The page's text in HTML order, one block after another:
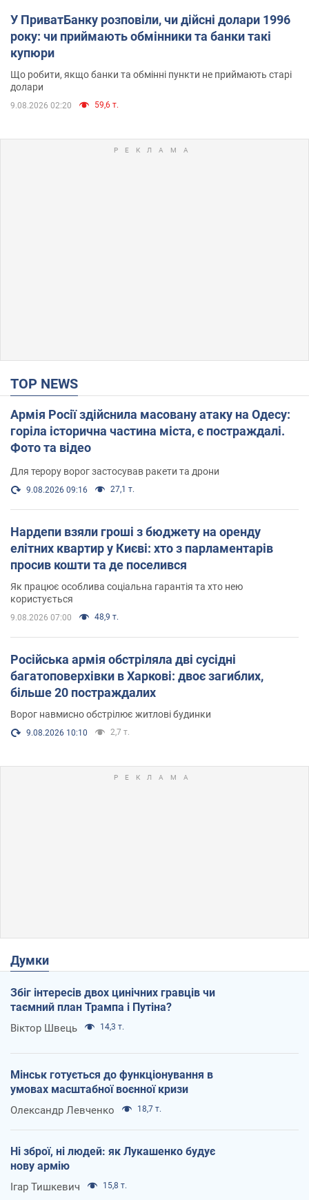
У ПриватБанку розповіли, чи дійсні долари 1996
року: чи приймають обмінники та банки такі
купюри
Що робити, якщо банки та обмінні пункти не приймають старі
долари
9.08.2026 02:20 59,6 т.
TOP NEWS
Армія Росії здійснила масовану атаку на Одесу:
горіла історична частина міста, є постраждалі.
Фото та відео
Для терору ворог застосував ракети та дрони
9.08.2026 09:16 27,1 т.
Нардепи взяли гроші з бюджету на оренду
елітних квартир у Києві: хто з парламентарів
просив кошти та де поселився
Як працює особлива соціальна гарантія та хто нею
користується
9.08.2026 07:00 48,9 т.
Російська армія обстріляла дві сусідні
багатоповерхівки в Харкові: двоє загиблих,
більше 20 постраждалих
Ворог навмисно обстрілює житлові будинки
9.08.2026 10:10 2,7 т.
Думки
Збіг інтересів двох цинічних гравців чи
таємний план Трампа і Путіна?
Віктор Швець 14,3 т.
Мінськ готується до функціонування в
умовах масштабної воєнної кризи
Олександр Левченко 18,7 т.
Ні зброї, ні людей: як Лукашенко будує
нову армію
Ігар Тишкевич 15,8 т.